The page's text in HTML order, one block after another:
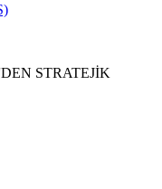
STRATEJİK